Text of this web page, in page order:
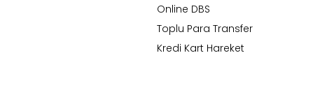
Online DBS
Toplu Para Transfer
Kredi Kart Hareket